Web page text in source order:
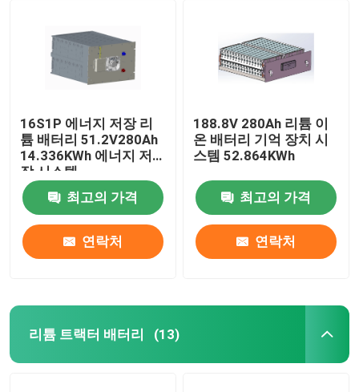
16S1P 에너지 저장 리
튬 배터리 51.2V280Ah
14.336KWh 에너지 저
장 시스템
최고의 가격
연락처
188.8V 280Ah 리튬 이
온 배터리 기억 장치 시
스템 52.864KWh
최고의 가격
연락처
리튬 트랙터 배터리 (13)